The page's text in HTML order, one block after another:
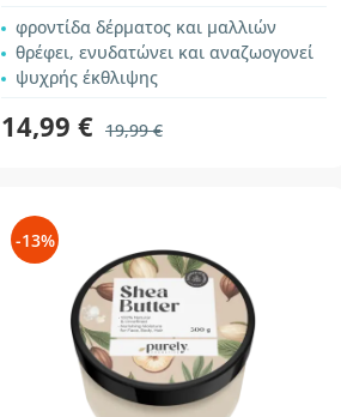
φροντίδα δέρματος και μαλλιών
θρέφει, ενυδατώνει και αναζωογονεί
ψυχρής έκθλιψης
14,99 € 19,99 €
-13%